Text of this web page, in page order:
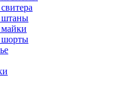
штаны
шорты